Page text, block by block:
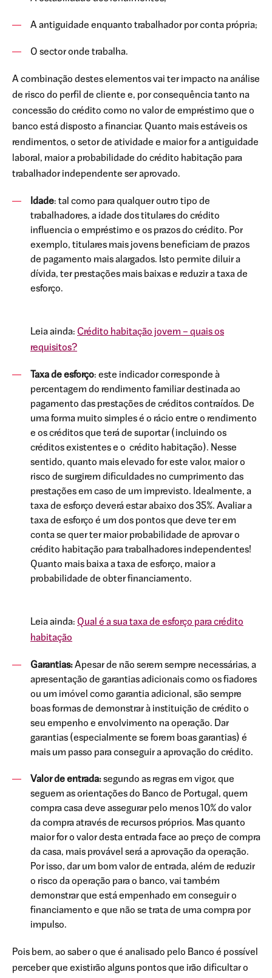
A antiguidade enquanto trabalhador por conta própria;
O sector onde trabalha.
A combinação destes elementos vai ter impacto na análise
de risco do perfil de cliente e, por consequência tanto na
concessão do crédito como no valor de empréstimo que o
banco está disposto a financiar. Quanto mais estáveis os
rendimentos, o setor de atividade e maior for a antiguidade
laboral, maior a probabilidade do crédito habitação para
trabalhador independente ser aprovado.
Idade: tal como para qualquer outro tipo de
trabalhadores, a idade dos titulares do crédito
influencia o empréstimo e os prazos do crédito. Por
exemplo, titulares mais jovens beneficiam de prazos
de pagamento mais alargados. Isto permite diluir a
dívida, ter prestações mais baixas e reduzir a taxa de
esforço.
Leia ainda: Crédito habitação jovem – quais os
requisitos?
Taxa de esforço: este indicador corresponde à
percentagem do rendimento familiar destinada ao
pagamento das prestações de créditos contraídos. De
uma forma muito simples é o rácio entre o rendimento
e os créditos que terá de suportar (incluindo os
créditos existentes e o crédito habitação). Nesse
sentido, quanto mais elevado for este valor, maior o
risco de surgirem dificuldades no cumprimento das
prestações em caso de um imprevisto. Idealmente, a
taxa de esforço deverá estar abaixo dos 35%. Avaliar a
taxa de esforço é um dos pontos que deve ter em
conta se quer ter maior probabilidade de aprovar o
crédito habitação para trabalhadores independentes!
Quanto mais baixa a taxa de esforço, maior a
probabilidade de obter financiamento.
Leia ainda: Qual é a sua taxa de esforço para crédito
habitação
Garantias:Apesar de não serem sempre necessárias, a
apresentação de garantias adicionais como os fiadores
ou um imóvel como garantia adicional, são sempre
boas formas de demonstrar à instituição de crédito o
seu empenho e envolvimento na operação. Dar
garantias (especialmente se forem boas garantias) é
mais um passo para conseguir a aprovação do crédito.
Valor de entrada:segundo as regras em vigor, que
seguem as orientações do Banco de Portugal, quem
compra casa deve assegurar pelo menos 10% do valor
da compra através de recursos próprios. Mas quanto
maior for o valor desta entrada face ao preço de compra
da casa, mais provável será a aprovação da operação.
Por isso, dar um bom valor de entrada, além de reduzir
o risco da operação para o banco, vai também
demonstrar que está empenhado em conseguir o
financiamento e que não se trata de uma compra por
impulso.
Pois bem, ao saber o que é analisado pelo Banco é possível
perceber que existirão alguns pontos que irão dificultar o